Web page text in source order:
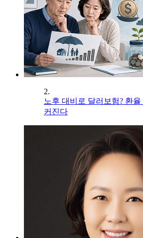
2.
노후 대비로 달러보험? 환
커진다